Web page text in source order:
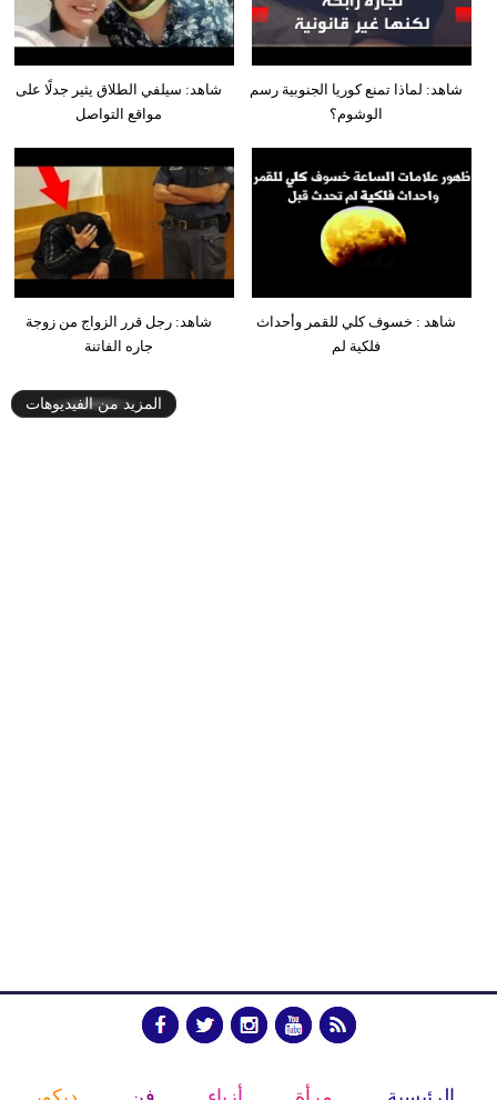
شاهد: سيلفي الطلاق يثير جدلًا على
مواقع التواصل
شاهد: لماذا تمنع كوريا الجنوبية رسم
الوشوم؟
شاهد: رجل قرر الزواج من زوجة
جاره الفاتنة
شاهد : خسوف كلي للقمر وأحداث
فلكية لم
المزيد من الفيديوهات